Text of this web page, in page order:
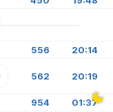
556 20:14
562 20:19
954 01:37